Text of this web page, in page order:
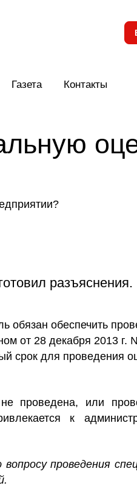
Газета Контакты
разъяснения.
обязан обеспечить
от 28 декабря 2013 г.
срок для проведения
проведена, или
к
проведения